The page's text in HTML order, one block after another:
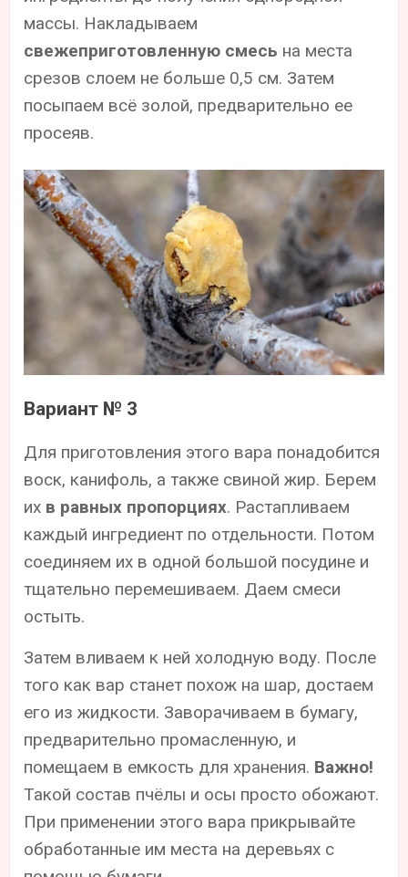
массы. Накладываем
свежеприготовленную смесь на места
срезов слоем не больше 0,5 см. Затем
посыпаем всё золой, предварительно ее
просеяв.
Вариант № 3
Для приготовления этого вара понадобится
воск, канифоль, а также свиной жир. Берем
их в равных пропорциях. Растапливаем
каждый ингредиент по отдельности. Потом
соединяем их в одной большой посудине и
тщательно перемешиваем. Даем смеси
остыть.
Затем вливаем к ней холодную воду. После
того как вар станет похож на шар, достаем
его из жидкости. Заворачиваем в бумагу,
предварительно промасленную, и
помещаем в емкость для хранения. Важно!
Такой состав пчёлы и осы просто обожают.
При применении этого вара прикрывайте
обработанные им места на деревьях с